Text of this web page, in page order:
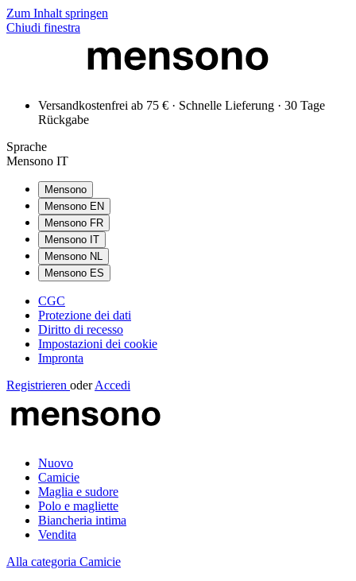
Zum Inhalt springen
Chiudi finestra
Versandkostenfrei ab 75 € · Schnelle Lieferung · 30 Tage
Rückgabe
Sprache
Mensono IT
Mensono
Mensono EN
Mensono FR
Mensono IT
Mensono NL
Mensono ES
CGC
Protezione dei dati
Diritto di recesso
Impostazioni dei cookie
Impronta
Registrieren oder Accedi
Nuovo
Camicie
Maglia e sudore
Polo e magliette
Biancheria intima
Vendita
Alla categoria Camicie